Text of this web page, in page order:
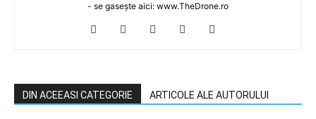
- se gasește aici: www.TheDrone.ro
DIN ACEEASI CATEGORIE ARTICOLE ALE AUTORULUI